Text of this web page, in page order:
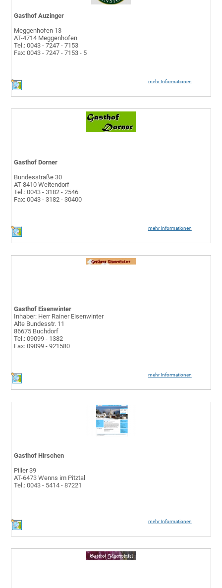
mehr Informationen
Gasthof Auzinger
Meggenhofen 13
AT-4714 Meggenhofen
Tel.: 0043 - 7247 - 7153
Fax: 0043 - 7247 - 7153 - 5
mehr Informationen
Gasthof Dorner
Bundesstraße 30
AT-8410 Weitendorf
Tel.: 0043 - 3182 - 2546
Fax: 0043 - 3182 - 30400
mehr Informationen
Gasthof Eisenwinter
Inhaber: Herr Rainer Eisenwinter
Alte Bundesstr. 11
86675 Buchdorf
Tel.: 09099 - 1382
Fax: 09099 - 921580
mehr Informationen
Gasthof Hirschen
Piller 39
AT-6473 Wenns im Pitztal
Tel.: 0043 - 5414 - 87221